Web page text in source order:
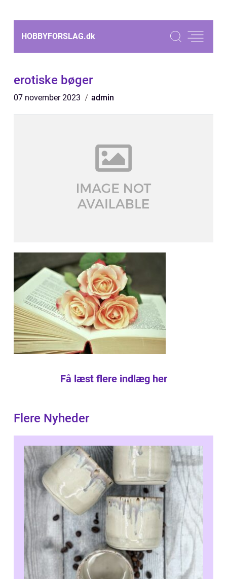
HOBBYFORSLAG.dk
erotiske bøger
07 november 2023 admin
Få læst flere indlæg her
Flere Nyheder